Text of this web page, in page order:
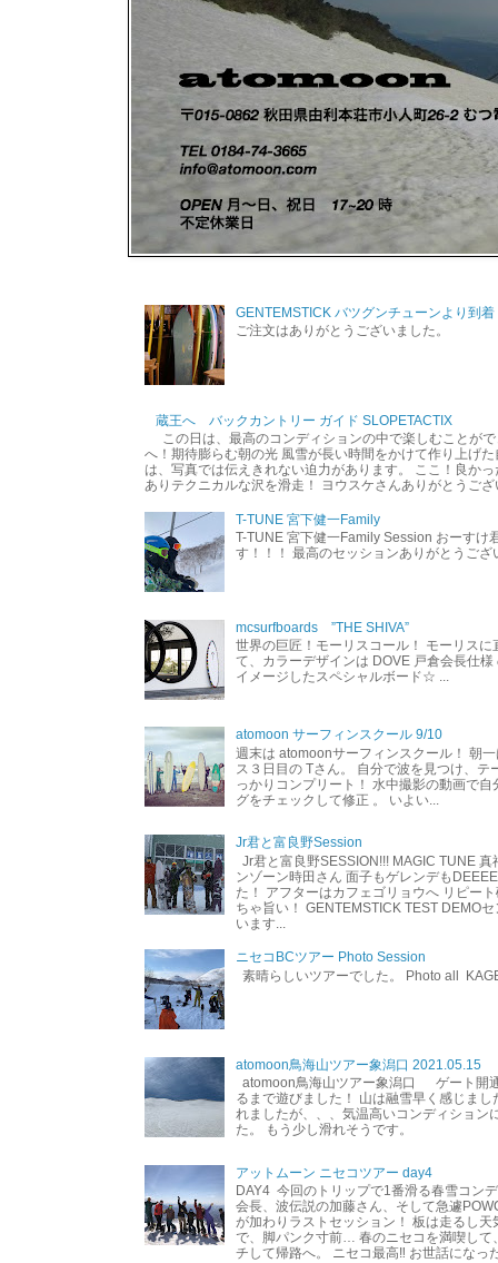
GENTEMSTICK バツグンチューンより到着
ご注文はありがとうございました。
蔵王へ バックカントリー ガイド SLOPETACTIX
この日は、最高のコンディションの中で楽しむことが
へ！期待膨らむ朝の光 風雪が長い時間をかけて作り上げ
は、写真では伝えきれない迫力があります。 ここ！良かっ
ありテクニカルな沢を滑走！ ヨウスケさんありがとうご
T-TUNE 宮下健一Family
T-TUNE 宮下健一Family Session おーすけ
す！！！ 最高のセッションありがとうご
mcsurfboards ”THE SHIVA”
世界の巨匠！モーリスコール！ モーリスに
て、カラーデザインは DOVE 戸倉会長仕様
イメージしたスペシャルボード☆ ...
atomoon サーフィンスクール 9/10
週末は atomoonサーフィンスクール！ 朝
ス３日目の Tさん。 自分で波を見つけ、テ
っかりコンプリート！ 水中撮影の動画で自
グをチェックして修正 。 いよい...
Jr君と富良野Session
Jr君と富良野SESSION!!! MAGIC TUNE 真
ンゾーン時田さん 面子もゲレンデも
た！ アフターはカフェゴリョウへ リピー
ちゃ旨い！ GENTEMSTICK TEST DEMO
います...
ニセコBCツアー Photo Session
素晴らしいツアーでした。 Photo all
atomoon鳥海山ツアー象潟口 2021.05.15
atomoon鳥海山ツアー象潟口 ゲート開
るまで遊びました！ 山は融雪早く感じまし
れましたが、、、気温高いコンディション
た。 もう少し滑れそうです。
アットムーン ニセコツアー day4
DAY4 今回のトリップで1番滑る春雪コン
会長、波伝説の加藤さん、そして急遽
が加わりラストセッション！ 板は走るし天
で、脚パンク寸前… 春のニセコを満喫して
チして帰路へ。 ニセコ最高‼︎ お世話になっ